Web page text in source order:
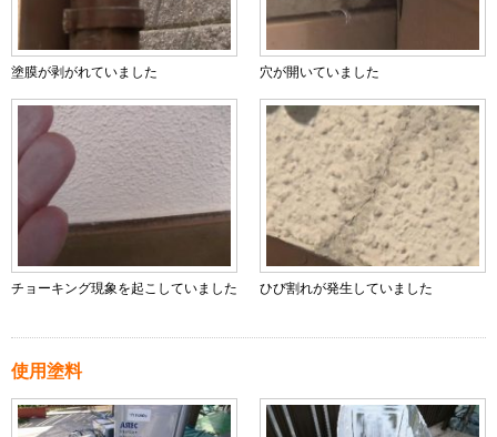
塗膜が剥がれていました 穴が開いていました
チョーキング現象を起こしていました ひび割れが発生していました
使用塗料